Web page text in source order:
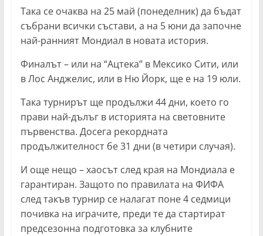
Така се очаква на 25 май (понеделник) да бъдат
събрани всички състави, а на 5 юни да започне
най-ранният Мондиал в новата история.
Финалът – или на “Ацтека” в Мексико Сити, или
в Лос Анджелис, или в Ню Йорк, ще е на 19 юли.
Така турнирът ще продължи 44 дни, което го
прави най-дълъг в историята на световните
първенства. Досега рекордната
продължителност бе 31 дни (в четири случая).
И още нещо – хаосът след края на Мондиала е
гарантиран. Защото по правилата на ФИФА
след такъв турнир се налагат поне 4 седмици
почивка на играчите, преди те да стартират
предсезонна подготовка за клубните